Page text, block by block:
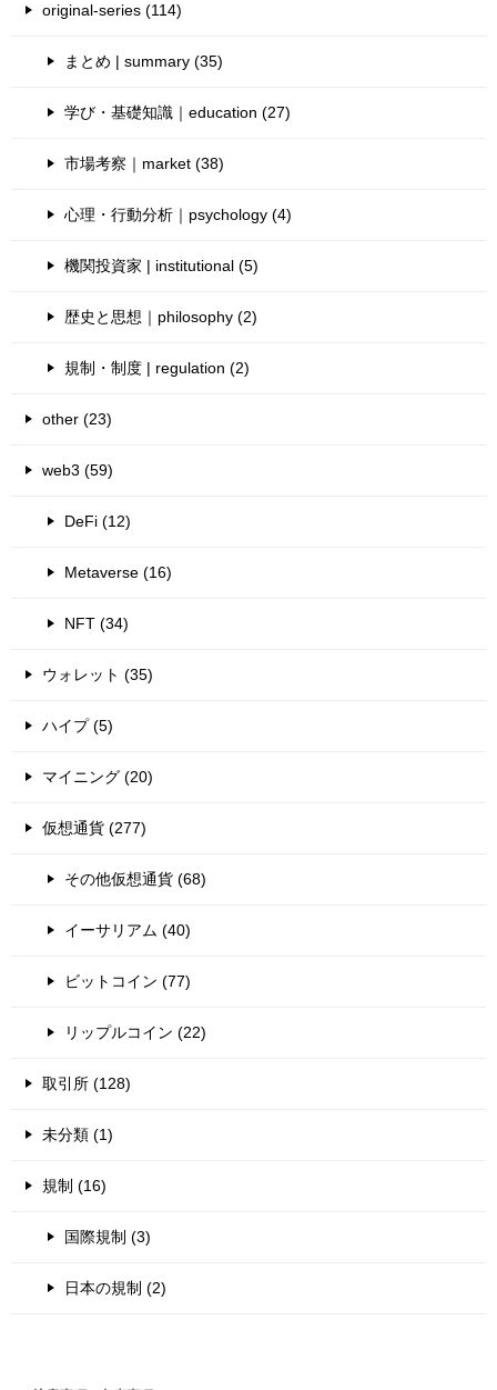
original-series (114)
まとめ | summary (35)
学び・基礎知識｜education (27)
市場考察｜market (38)
心理・行動分析｜psychology (4)
機関投資家 | institutional (5)
歴史と思想｜philosophy (2)
規制・制度 | regulation (2)
other (23)
web3 (59)
DeFi (12)
Metaverse (16)
NFT (34)
ウォレット (35)
ハイプ (5)
マイニング (20)
仮想通貨 (277)
その他仮想通貨 (68)
イーサリアム (40)
ビットコイン (77)
リップルコイン (22)
取引所 (128)
未分類 (1)
規制 (16)
国際規制 (3)
日本の規制 (2)